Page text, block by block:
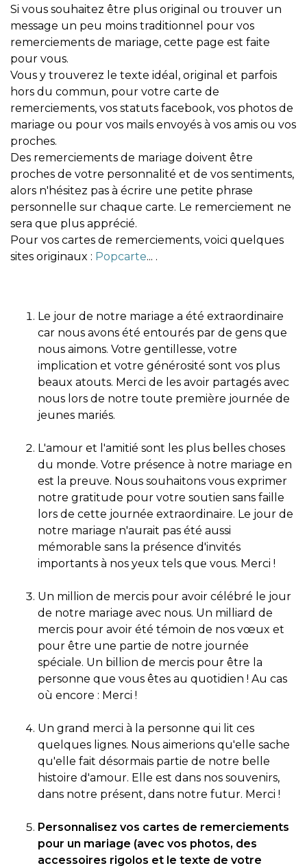
Si vous souhaitez être plus original ou trouver un
message un peu moins traditionnel pour vos
remerciements de mariage, cette page est faite
pour vous.
Vous y trouverez le texte idéal, original et parfois
hors du commun, pour votre carte de
remerciements, vos statuts facebook, vos photos de
mariage ou pour vos mails envoyés à vos amis ou vos
proches.
Des remerciements de mariage doivent être
proches de votre personnalité et de vos sentiments,
alors n'hésitez pas à écrire une petite phrase
personnelle sur chaque carte. Le remerciement ne
sera que plus apprécié.
Pour vos cartes de remerciements, voici quelques
sites originaux : Popcarte... .
Le jour de notre mariage a été extraordinaire
car nous avons été entourés par de gens que
nous aimons. Votre gentillesse, votre
implication et votre générosité sont vos plus
beaux atouts. Merci de les avoir partagés avec
nous lors de notre toute première journée de
jeunes mariés.
L'amour et l'amitié sont les plus belles choses
du monde. Votre présence à notre mariage en
est la preuve. Nous souhaitons vous exprimer
notre gratitude pour votre soutien sans faille
lors de cette journée extraordinaire. Le jour de
notre mariage n'aurait pas été aussi
mémorable sans la présence d'invités
importants à nos yeux tels que vous. Merci !
Un million de mercis pour avoir célébré le jour
de notre mariage avec nous. Un milliard de
mercis pour avoir été témoin de nos vœux et
pour être une partie de notre journée
spéciale. Un billion de mercis pour être la
personne que vous êtes au quotidien ! Au cas
où encore : Merci !
Un grand merci à la personne qui lit ces
quelques lignes. Nous aimerions qu'elle sache
qu'elle fait désormais partie de notre belle
histoire d'amour. Elle est dans nos souvenirs,
dans notre présent, dans notre futur. Merci !
Personnalisez vos cartes de remerciements
pour un mariage (avec vos photos, des
accessoires rigolos et le texte de votre